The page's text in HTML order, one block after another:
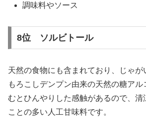
調味料やソース
8位 ソルビトール
天然の食物にも含まれており、じゃが
もろこしデンプン由来の天然の糖ア
むとひんやりした感触があるので、清
ことの多い人工甘味料です。